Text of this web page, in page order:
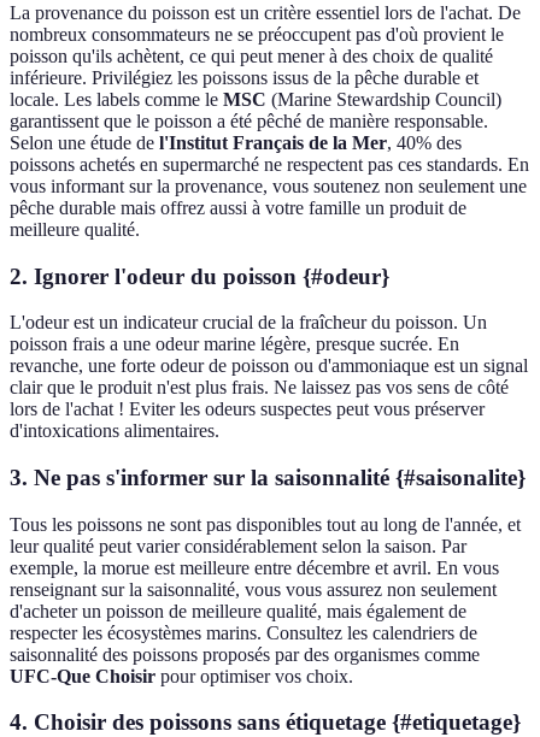
La provenance du poisson est un critère essentiel lors de l'achat. De
nombreux consommateurs ne se préoccupent pas d'où provient le
poisson qu'ils achètent, ce qui peut mener à des choix de qualité
inférieure. Privilégiez les poissons issus de la pêche durable et
locale. Les labels comme le MSC (Marine Stewardship Council)
garantissent que le poisson a été pêché de manière responsable.
Selon une étude de l'Institut Français de la Mer, 40% des
poissons achetés en supermarché ne respectent pas ces standards. En
vous informant sur la provenance, vous soutenez non seulement une
pêche durable mais offrez aussi à votre famille un produit de
meilleure qualité.
2. Ignorer l'odeur du poisson {#odeur}
L'odeur est un indicateur crucial de la fraîcheur du poisson. Un
poisson frais a une odeur marine légère, presque sucrée. En
revanche, une forte odeur de poisson ou d'ammoniaque est un signal
clair que le produit n'est plus frais. Ne laissez pas vos sens de côté
lors de l'achat ! Eviter les odeurs suspectes peut vous préserver
d'intoxications alimentaires.
3. Ne pas s'informer sur la saisonnalité {#saisonalite}
Tous les poissons ne sont pas disponibles tout au long de l'année, et
leur qualité peut varier considérablement selon la saison. Par
exemple, la morue est meilleure entre décembre et avril. En vous
renseignant sur la saisonnalité, vous vous assurez non seulement
d'acheter un poisson de meilleure qualité, mais également de
respecter les écosystèmes marins. Consultez les calendriers de
saisonnalité des poissons proposés par des organismes comme
UFC-Que Choisir pour optimiser vos choix.
4. Choisir des poissons sans étiquetage {#etiquetage}